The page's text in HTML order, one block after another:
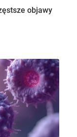
objawy